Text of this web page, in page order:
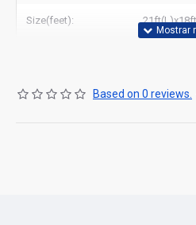
Size(feet):
Based on 0 reviews.